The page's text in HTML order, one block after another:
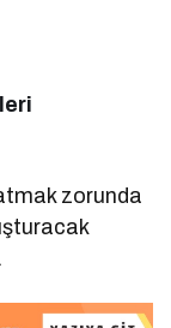
zorunda